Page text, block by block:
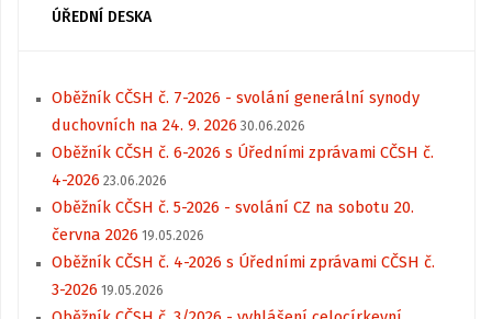
ÚŘEDNÍ DESKA
Oběžník CČSH č. 7-2026 - svolání generální synody
duchovních na 24. 9. 2026 30.06.2026
Oběžník CČSH č. 6-2026 s Úředními zprávami CČSH č.
4-2026 23.06.2026
Oběžník CČSH č. 5-2026 - svolání CZ na sobotu 20.
června 2026 19.05.2026
Oběžník CČSH č. 4-2026 s Úředními zprávami CČSH č.
3-2026 19.05.2026